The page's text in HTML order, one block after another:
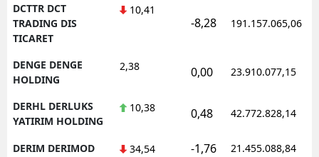
DCTTR DCT
TRADING DIS
TICARET
10,41
-8,28 191.157.065,06
DENGE DENGE
HOLDING
2,38 0,00 23.910.077,15
DERHL DERLUKS
YATIRIM HOLDING
10,38 0,48 42.772.828,14
DERIM DERIMOD 34,54 -1,76 21.455.088,84